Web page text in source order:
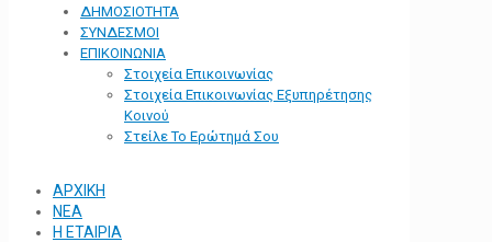
ΔΗΜΟΣΙΟΤΗΤΑ
ΣΥΝΔΕΣΜΟΙ
ΕΠΙΚΟΙΝΩΝΙΑ
Στοιχεία Επικοινωνίας
Στοιχεία Επικοινωνίας Εξυπηρέτησης
Κοινού
Στείλε Το Ερώτημά Σου
ΑΡΧΙΚΗ
ΝΕΑ
Η ΕΤΑΙΡΙΑ